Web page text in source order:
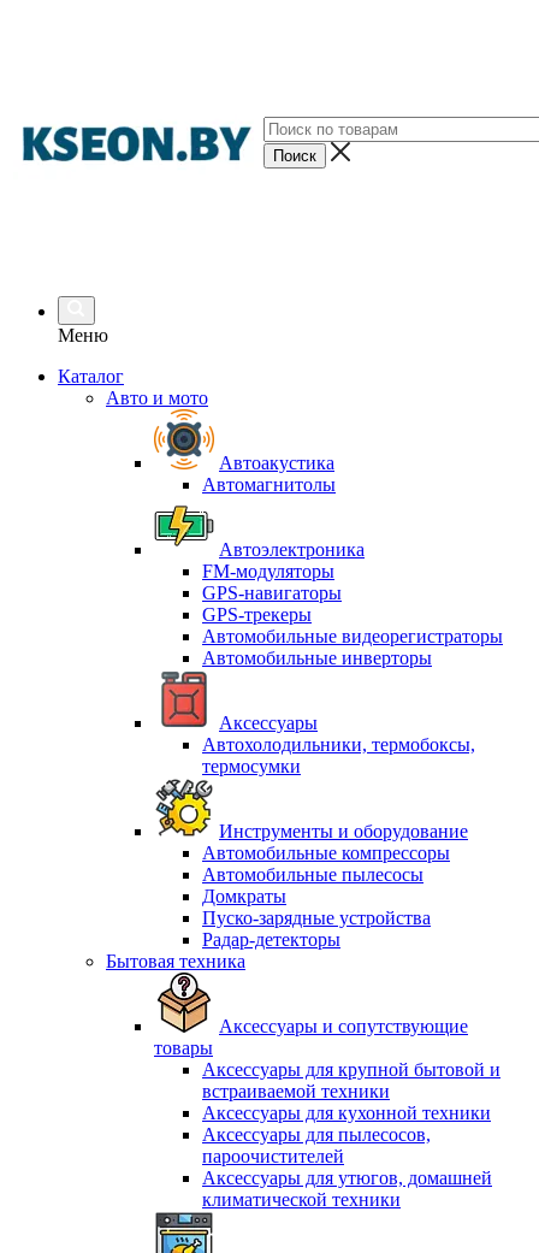
Меню
Каталог
Авто и мото
Автоакустика
Автомагнитолы
Автоэлектроника
FM-модуляторы
GPS-навигаторы
GPS-трекеры
Автомобильные видеорегистраторы
Автомобильные инверторы
Аксессуары
Автохолодильники, термобоксы,
термосумки
Инструменты и оборудование
Автомобильные компрессоры
Автомобильные пылесосы
Домкраты
Пуско-зарядные устройства
Радар-детекторы
Бытовая техника
Аксессуары и сопутствующие
товары
Аксессуары для крупной бытовой и
встраиваемой техники
Аксессуары для кухонной техники
Аксессуары для пылесосов,
пароочистителей
Аксессуары для утюгов, домашней
климатической техники